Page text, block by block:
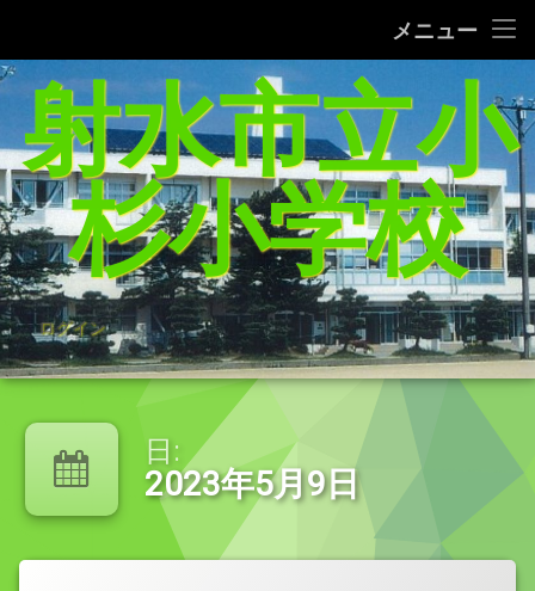
メニュー
給食レシピの紹介(1/27追加）
家庭学習支援サイトまとめ（5／21追加）
杉っ子８つの愛言葉
インターネット利用の約束/「おだいじね」ルール
学校いじめ防止基本方針
登校許可証明書
PTA規約・弔慰規約
令和8年度年間行事予定表
コ
ン
ン
ツ
へ
ス
キ
ッ
プ
射水市立小
杉小学校
ログイン
日:
2023年5月9日